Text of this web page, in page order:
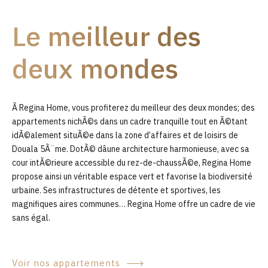
0
Le meilleur des
deux mondes
Ã Regina Home, vous profiterez du meilleur des deux mondes; des
appartements nichÃ©s dans un cadre tranquille tout en Ã©tant
idÃ©alement situÃ©e dans la zone d’affaires et de loisirs de
Douala 5Ã¨me. DotÃ© dâune architecture harmonieuse, avec sa
cour intÃ©rieure accessible du rez-de-chaussÃ©e, Regina Home
propose ainsi un véritable espace vert et favorise la biodiversité
urbaine. Ses infrastructures de détente et sportives, les
magnifiques aires communes… Regina Home offre un cadre de vie
sans égal.
Voir nos appartements